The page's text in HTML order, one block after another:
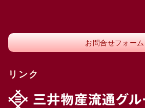
お問合せフォーム
リンク